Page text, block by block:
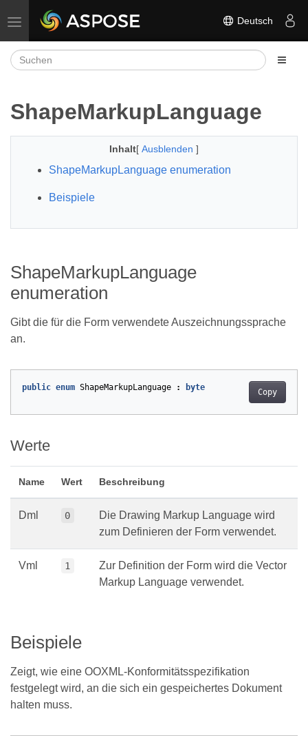
Navigation umschalten Deutsch
ShapeMarkupLanguage
Inhalt[ Ausblenden ]
ShapeMarkupLanguage enumeration
Beispiele
ShapeMarkupLanguage
enumeration
Gibt die für die Form verwendete Auszeichnungssprache
an.
Copy
public enum ShapeMarkupLanguage : byte
Werte
Name Wert Beschreibung
Dml 0
Die Drawing Markup Language wird
zum Definieren der Form verwendet.
Vml 1
Zur Definition der Form wird die Vector
Markup Language verwendet.
Beispiele
Zeigt, wie eine OOXML-Konformitätsspezifikation
festgelegt wird, an die sich ein gespeichertes Dokument
halten muss.